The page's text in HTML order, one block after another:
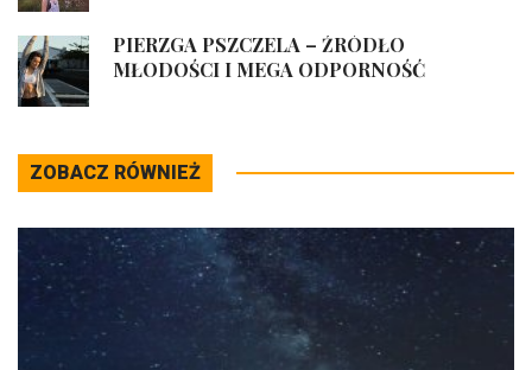
PIERZGA PSZCZELA – ŹRÓDŁO
MŁODOŚCI I MEGA ODPORNOŚĆ
ZOBACZ RÓWNIEŻ